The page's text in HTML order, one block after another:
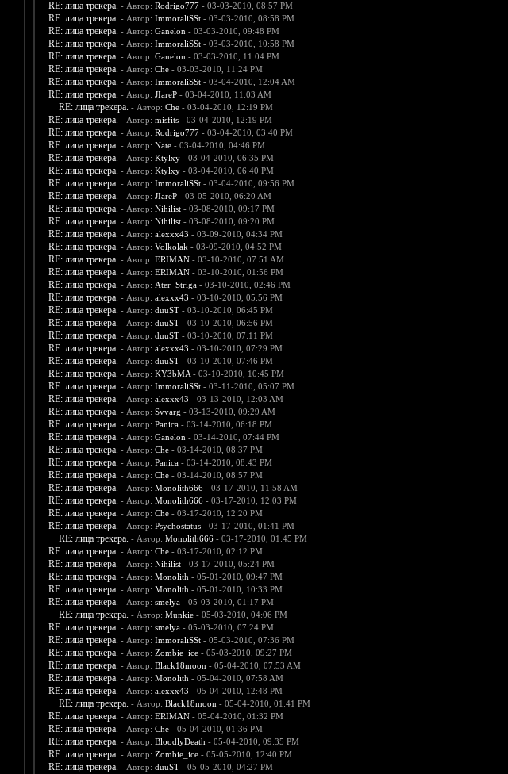
RE: лица трекера. - Автор: Rodrigo777- 03-03-2010, 08:57 PM
RE: лица трекера. - Автор: ImmoraliSSt- 03-03-2010, 08:58 PM
RE: лица трекера. - Автор: Ganelon - 03-03-2010, 09:48 PM
RE: лица трекера. - Автор: ImmoraliSSt- 03-03-2010, 10:58 PM
RE: лица трекера. - Автор: Ganelon - 03-03-2010, 11:04 PM
RE: лица трекера. - Автор: Che- 03-03-2010, 11:24 PM
RE: лица трекера. - Автор: ImmoraliSSt- 03-04-2010, 12:04 AM
RE: лица трекера. - Автор: JIareP- 03-04-2010, 11:03 AM
RE: лица трекера. - Автор: Che- 03-04-2010, 12:19 PM
RE: лица трекера. - Автор: misfits- 03-04-2010, 12:19 PM
RE: лица трекера. - Автор: Rodrigo777- 03-04-2010, 03:40 PM
RE: лица трекера. - Автор: Nate- 03-04-2010, 04:46 PM
RE: лица трекера. - Автор: Ktylxy- 03-04-2010, 06:35 PM
RE: лица трекера. - Автор: Ktylxy- 03-04-2010, 06:40 PM
RE: лица трекера. - Автор: ImmoraliSSt- 03-04-2010, 09:56 PM
RE: лица трекера. - Автор: JIareP- 03-05-2010, 06:20 AM
RE: лица трекера. - Автор: Nihilist- 03-08-2010, 09:17 PM
RE: лица трекера. - Автор: Nihilist- 03-08-2010, 09:20 PM
RE: лица трекера. - Автор: alexxx43 - 03-09-2010, 04:34 PM
RE: лица трекера. - Автор: Volkolak - 03-09-2010, 04:52 PM
RE: лица трекера. - Автор: ERIMAN- 03-10-2010, 07:51 AM
RE: лица трекера. - Автор: ERIMAN- 03-10-2010, 01:56 PM
RE: лица трекера. - Автор: Ater_Striga- 03-10-2010, 02:46 PM
RE: лица трекера. - Автор: alexxx43 - 03-10-2010, 05:56 PM
RE: лица трекера. - Автор: duuST- 03-10-2010, 06:45 PM
RE: лица трекера. - Автор: duuST- 03-10-2010, 06:56 PM
RE: лица трекера. - Автор: duuST- 03-10-2010, 07:11 PM
RE: лица трекера. - Автор: alexxx43 - 03-10-2010, 07:29 PM
RE: лица трекера. - Автор: duuST- 03-10-2010, 07:46 PM
RE: лица трекера. - Автор: KY3bMA- 03-10-2010, 10:45 PM
RE: лица трекера. - Автор: ImmoraliSSt- 03-11-2010, 05:07 PM
RE: лица трекера. - Автор: alexxx43 - 03-13-2010, 12:03 AM
RE: лица трекера. - Автор: Svvarg - 03-13-2010, 09:29 AM
RE: лица трекера. - Автор: Panica- 03-14-2010, 06:18 PM
RE: лица трекера. - Автор: Ganelon - 03-14-2010, 07:44 PM
RE: лица трекера. - Автор: Che- 03-14-2010, 08:37 PM
RE: лица трекера. - Автор: Panica- 03-14-2010, 08:43 PM
RE: лица трекера. - Автор: Che- 03-14-2010, 08:57 PM
RE: лица трекера. - Автор: Monolith666- 03-17-2010, 11:58 AM
RE: лица трекера. - Автор: Monolith666- 03-17-2010, 12:03 PM
RE: лица трекера. - Автор: Che- 03-17-2010, 12:20 PM
RE: лица трекера. - Автор: Psychostatus- 03-17-2010, 01:41 PM
RE: лица трекера. - Автор: Monolith666- 03-17-2010, 01:45 PM
RE: лица трекера. - Автор: Che- 03-17-2010, 02:12 PM
RE: лица трекера. - Автор: Nihilist- 03-17-2010, 05:24 PM
RE: лица трекера. - Автор: Monolith - 05-01-2010, 09:47 PM
RE: лица трекера. - Автор: Monolith - 05-01-2010, 10:33 PM
RE: лица трекера. - Автор: smelya- 05-03-2010, 01:17 PM
RE: лица трекера. - Автор: Munkie- 05-03-2010, 04:06 PM
RE: лица трекера. - Автор: smelya- 05-03-2010, 07:24 PM
RE: лица трекера. - Автор: ImmoraliSSt- 05-03-2010, 07:36 PM
RE: лица трекера. - Автор: Zombie_ice- 05-03-2010, 09:27 PM
RE: лица трекера. - Автор: Black18moon - 05-04-2010, 07:53 AM
RE: лица трекера. - Автор: Monolith - 05-04-2010, 07:58 AM
RE: лица трекера. - Автор: alexxx43 - 05-04-2010, 12:48 PM
RE: лица трекера. - Автор: Black18moon - 05-04-2010, 01:41 PM
RE: лица трекера. - Автор: ERIMAN- 05-04-2010, 01:32 PM
RE: лица трекера. - Автор: Che- 05-04-2010, 01:36 PM
RE: лица трекера. - Автор: BloodlyDeath - 05-04-2010, 09:35 PM
RE: лица трекера. - Автор: Zombie_ice- 05-05-2010, 12:40 PM
RE: лица трекера. - Автор: duuST- 05-05-2010, 04:27 PM